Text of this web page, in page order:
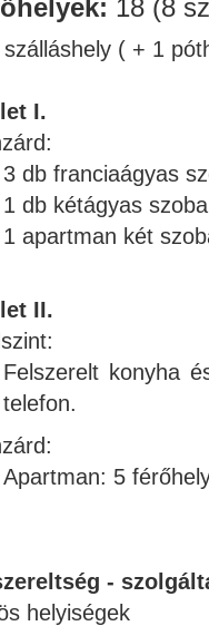
18 (8
( + 1
I.
3 db franciaágyas
1 db kétágyas
1 apartman két
II.
Felszerelt konyha
telefon.
Apartman: 5
-
helyiségek